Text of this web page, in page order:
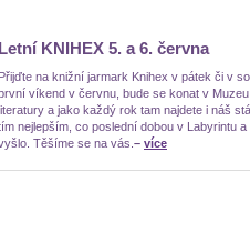
Letní KNIHEX 5. a 6. června
Přijďte na knižní jarmark Knihex v pátek či v
víkend v červnu, bude se konat v Muzeu
a jako každý rok tam najdete i náš
nejlepším, co poslední dobou v Labyrintu a
Těšíme se na vás. – více